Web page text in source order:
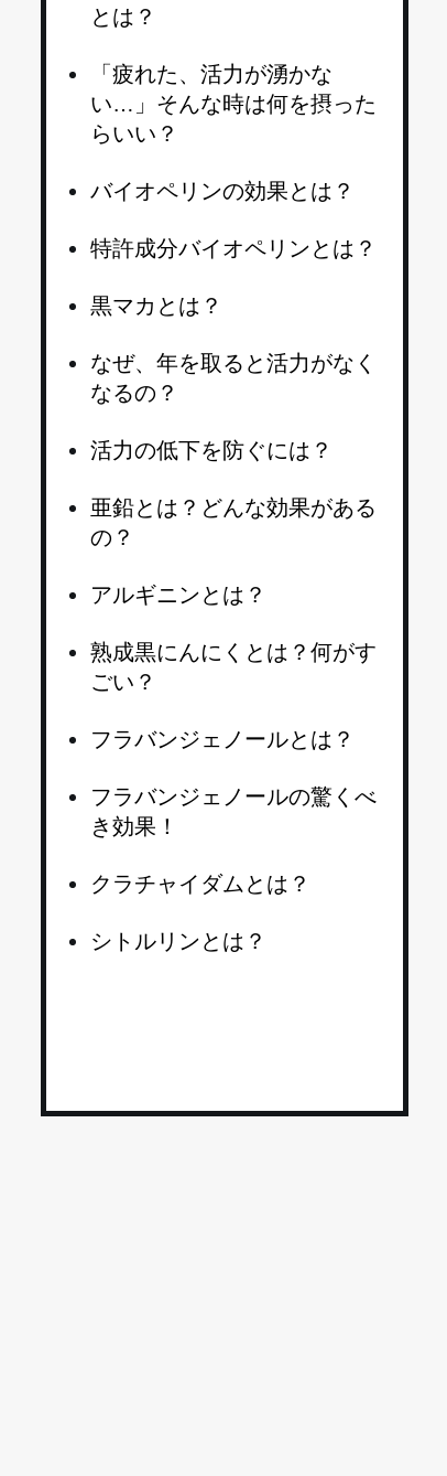
とは？
「疲れた、活力が湧かな
い…」そんな時は何を摂った
らいい？
バイオペリンの効果とは？
特許成分バイオペリンとは？
黒マカとは？
なぜ、年を取ると活力がなく
なるの？
活力の低下を防ぐには？
亜鉛とは？どんな効果がある
の？
アルギニンとは？
熟成黒にんにくとは？何がす
ごい？
フラバンジェノールとは？
フラバンジェノールの驚くべ
き効果！
クラチャイダムとは？
シトルリンとは？